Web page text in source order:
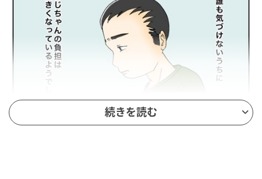
ウーマンエキサイト
続きを読む